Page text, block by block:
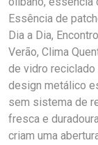
Essência de
Dia a Dia,
Verão, Clima
de vidro reciclado
design metálico
sem sistema de
fresca e
criam uma